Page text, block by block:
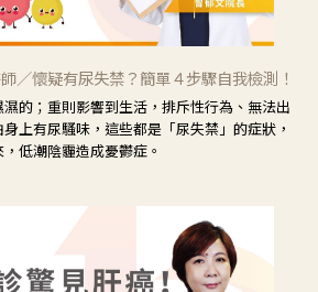
／懷疑有尿失禁？簡單４步驟自我檢測！
的；重則影響到生活，排斥性行為、無法出
上有尿騷味，這些都是「尿失禁」的症狀，
低潮陰霾造成憂鬱症。